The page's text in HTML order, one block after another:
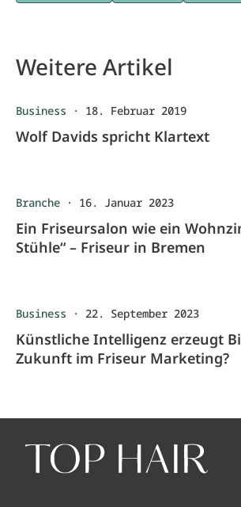
Weitere Artikel
Business · 18. Februar 2019
Wolf Davids spricht Klartext
Branche · 16. Januar 2023
Ein Friseursalon wie ein
Stühle“ – Friseur in Bremen
Business · 22. September 2023
Künstliche Intelligenz erzeugt
Zukunft im Friseur Marketing?